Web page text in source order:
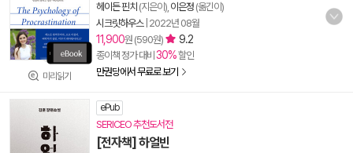
미리읽기
헤이든 핀치 (지은이), 이은정 (옮긴이)
시크릿하우스| 2022년 08월
11,900원 (590원) 9.2
종이책 정가 대비 30%할인
만권당에서 무료로 보기
ePub
SERICEO 추천도서전
[전자책] 하얼빈